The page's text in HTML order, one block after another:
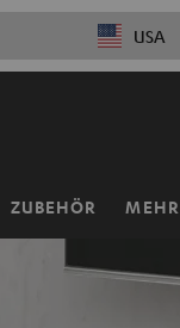
USA
ZUBEHÖR MEHR